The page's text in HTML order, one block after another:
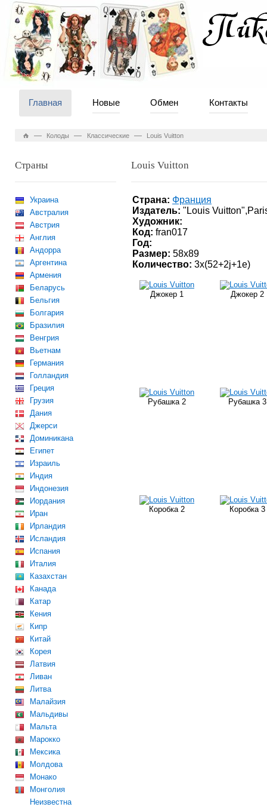
Главная Новые Обмен Контакты
— Колоды — Классические — Louis Vuitton
Страны
Украина
Австралия
Австрия
Англия
Андорра
Аргентина
Армения
Беларусь
Бельгия
Болгария
Бразилия
Венгрия
Вьетнам
Германия
Голландия
Греция
Грузия
Дания
Джерси
Доминикана
Египет
Израиль
Индия
Индонезия
Иордания
Иран
Ирландия
Исландия
Испания
Италия
Казахстан
Канада
Катар
Кения
Кипр
Китай
Корея
Латвия
Ливан
Литва
Малайзия
Мальдивы
Мальта
Марокко
Мексика
Молдова
Монако
Монголия
Неизвестна
Louis Vuitton
Страна: Франция
Издатель: "Louis
Художник:
Код: fran017
Год:
Размер: 58х89
Количество: 3х(52+2j+1е)
Джокер 1 Джокер 2
Рубашка 2 Рубашка 3
Коробка 2 Коробка 3